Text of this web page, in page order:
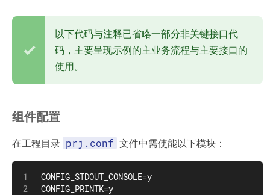
以下代码与注释已省略一部分非关键接口代
码，主要呈现示例的主业务流程与主要接口的
使用。
组件配置
在工程目录 prj.conf 文件中需使能以下模块：
CONFIG_STDOUT_CONSOLE=y
CONFIG_PRINTK=y